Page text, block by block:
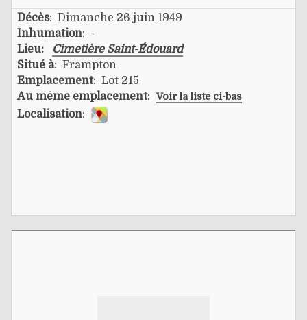
Décès: Dimanche 26 juin 1949
Inhumation: -
Lieu:
Cimetière Saint-Édouard
Situé à: Frampton
Emplacement: Lot 215
Au même emplacement: Voir la liste ci-bas
Localisation: